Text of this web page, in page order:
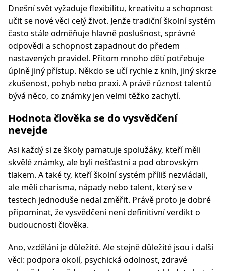
Dnešní svět vyžaduje flexibilitu, kreativitu a schopnost
učit se nové věci celý život. Jenže tradiční školní systém
často stále odměňuje hlavně poslušnost, správné
odpovědi a schopnost zapadnout do předem
nastavených pravidel. Přitom mnoho dětí potřebuje
úplně jiný přístup. Někdo se učí rychle z knih, jiný skrze
zkušenost, pohyb nebo praxi. A právě různost talentů
bývá něco, co známky jen velmi těžko zachytí.
Hodnota člověka se do vysvědčení
nevejde
Asi každý si ze školy pamatuje spolužáky, kteří měli
skvělé známky, ale byli nešťastní a pod obrovským
tlakem. A také ty, kteří školní systém příliš nezvládali,
ale měli charisma, nápady nebo talent, který se v
testech jednoduše nedal změřit. Právě proto je dobré
připomínat, že vysvědčení není definitivní verdikt o
budoucnosti člověka.
Ano, vzdělání je důležité. Ale stejně důležité jsou i další
věci: podpora okolí, psychická odolnost, zdravé